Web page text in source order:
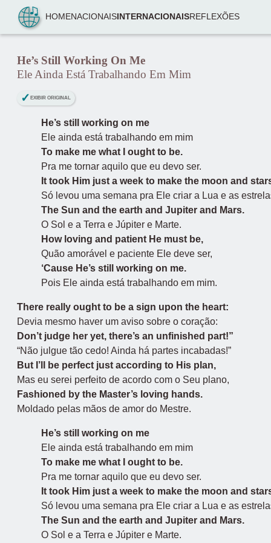
Pular para o conteúdo
HOMENACIONAIS INTERNACIONAISREFLEXÕES
He’s Still Working On Me
Ele Ainda Está Trabalhando Em Mim
EXIBIR ORIGINAL
He’s still working on me
Ele ainda está trabalhando em mim
To make me what I ought to be.
Pra me tornar aquilo que eu devo ser.
It took Him just a week to make the moon and
Só levou uma semana pra Ele criar a Lua e as
The Sun and the earth and Jupiter and Mars.
O Sol e a Terra e Júpiter e Marte.
How loving and patient He must be,
Quão amorável e paciente Ele deve ser,
‘Cause He’s still working on me.
Pois Ele ainda está trabalhando em mim.
There really ought to be a sign upon the heart:
Devia mesmo haver um aviso sobre o coração:
Don’t judge her yet, there’s an unfinished part!”
“Não julgue tão cedo! Ainda há partes incabadas!”
But I’ll be perfect just according to His plan,
Mas eu serei perfeito de acordo com o Seu plano,
Fashioned by the Master’s loving hands.
Moldado pelas mãos de amor do Mestre.
He’s still working on me
Ele ainda está trabalhando em mim
To make me what I ought to be.
Pra me tornar aquilo que eu devo ser.
It took Him just a week to make the moon and
Só levou uma semana pra Ele criar a Lua e as
The Sun and the earth and Jupiter and Mars.
O Sol e a Terra e Júpiter e Marte.